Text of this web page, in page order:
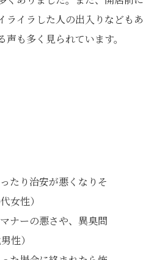
ライラした人の出入りなどもあ
も多く見られています。
たり治安が悪くなりそ
女性）
ナーの悪さや、異臭問
性）